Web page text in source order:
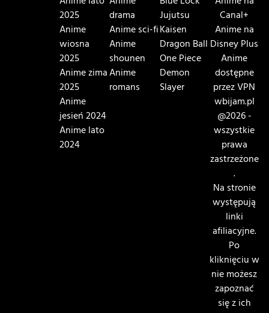
2025
Anime
wiosna
2025
Anime zima
2025
Anime
jesień 2024
Anime lato
2024
drama
Anime sci-fi
Anime
shounen
Anime
romans
Jujutsu
Kaisen
Dragon Ball
One Piece
Demon
Slayer
Canal+
Anime na
Disney Plus
Anime
dostępne
przez VPN
wbijam.pl
@2026 -
wszystkie
prawa
zastrzeżone
.
Na stronie
występują
linki
afiliacyjne.
Po
kliknięciu w
nie możesz
zapoznać
się z ich